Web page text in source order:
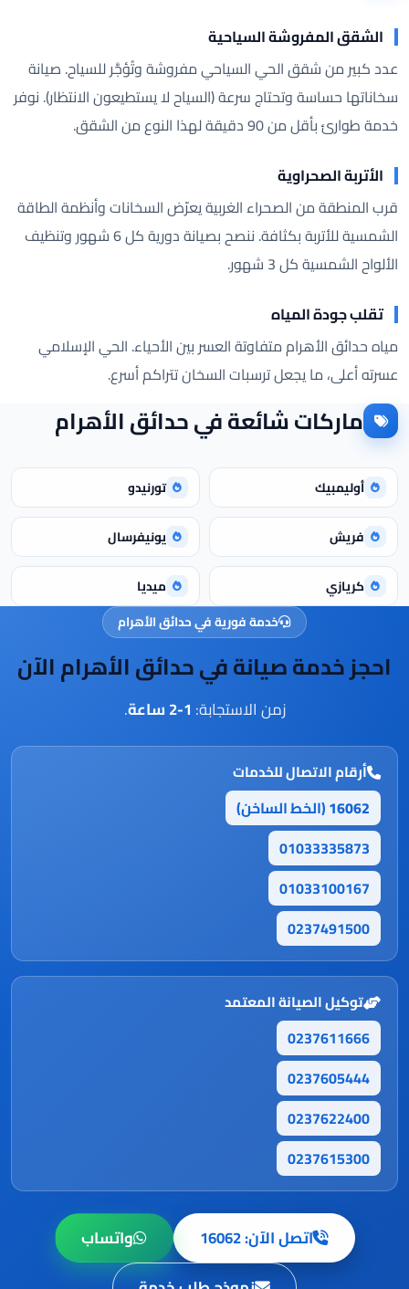
الشقق المفروشة السياحية
عدد كبير من شقق الحي السياحي مفروشة وتُؤجَّر للسياح. صيانة
سخاناتها حساسة وتحتاج سرعة (السياح لا يستطيعون الانتظار). نوفر
خدمة طوارئ بأقل من 90 دقيقة لهذا النوع من الشقق.
الأتربة الصحراوية
قرب المنطقة من الصحراء الغربية يعرّض السخانات وأنظمة الطاقة
الشمسية للأتربة بكثافة. ننصح بصيانة دورية كل 6 شهور وتنظيف
الألواح الشمسية كل 3 شهور.
تقلب جودة المياه
مياه حدائق الأهرام متفاوتة العسر بين الأحياء. الحي الإسلامي
عسرته أعلى، ما يجعل ترسبات السخان تتراكم أسرع.
ماركات شائعة في حدائق الأهرام
أوليمبيك تورنيدو
فريش يونيفرسال
كريازي
ميديا
خدمة فورية في حدائق الأهرام
احجز خدمة صيانة في حدائق الأهرام الآن
زمن الاستجابة: 1-2 ساعة .
أرقام الاتصال للخدمات
16062(الخط الساخن)
01033335873
01033100167
0237491500
توكيل الصيانة المعتمد
0237611666
0237605444
0237622400
0237615300
اتصل الآن: 16062
واتساب